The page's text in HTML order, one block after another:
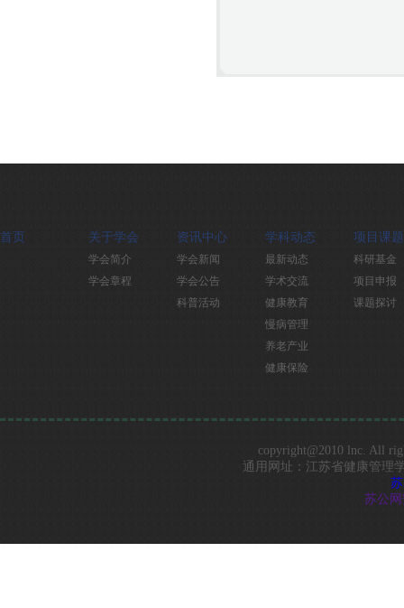
首页 关于学会
学会简介
学会章程
资讯中心
学会新闻
学会公告
科普活动
学科动态
最新动态
学术交流
健康教育
慢病管理
养老产业
健康保险
项目课题
科研基金
项目申报
课题探讨
copyright@2010 lnc. All
通用网址：江苏省健康管理
苏公网